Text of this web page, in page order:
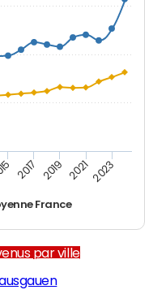
France
2017 2019 2021 2023
par ville